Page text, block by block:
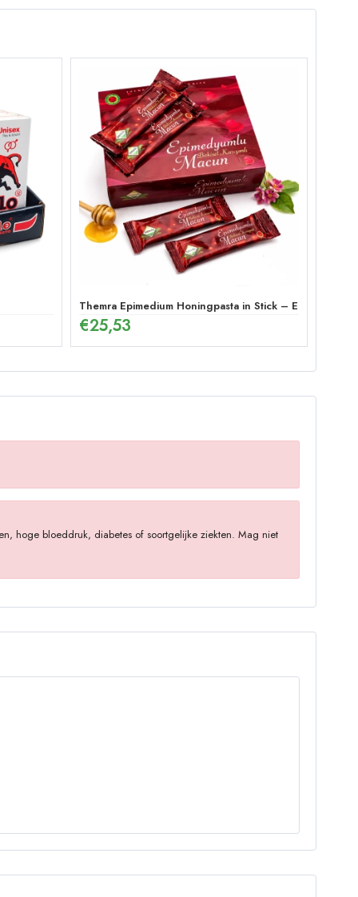
Themra Epimedium Honingpasta in Stick –
€25,53
hoge bloeddruk, diabetes of soortgelijke ziekten. Mag niet